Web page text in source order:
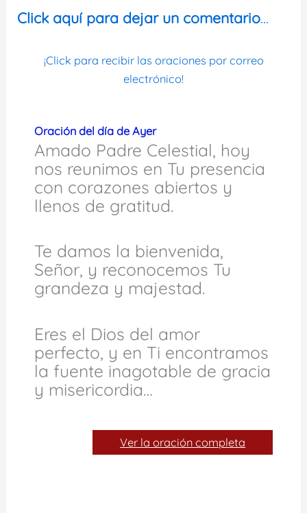
Click aquí para dejar un comentario…
¡Click para recibir las oraciones por correo
electrónico!
Oración del día de Ayer
Amado Padre Celestial, hoy
nos reunimos en Tu presencia
con corazones abiertos y
llenos de gratitud.
Te damos la bienvenida,
Señor, y reconocemos Tu
grandeza y majestad.
Eres el Dios del amor
perfecto, y en Ti encontramos
la fuente inagotable de gracia
y misericordia…
Ver la oración completa